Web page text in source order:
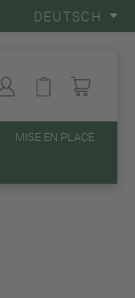
DEUTSCH
MISE EN PLACE